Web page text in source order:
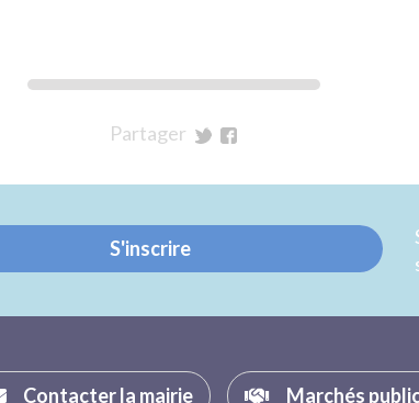
Partager
Twitter
Facebook
S'inscrire
Contacter la mairie Marchés